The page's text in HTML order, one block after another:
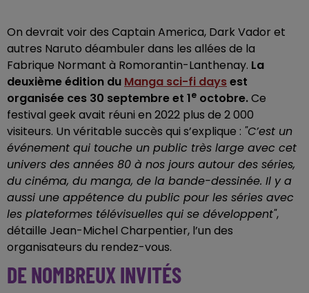
On devrait voir des Captain America, Dark Vador et
autres Naruto déambuler dans les allées de la
Fabrique Normant à Romorantin-Lanthenay. La
deuxième édition du Manga sci-fi daysest
organisée ces 30 septembre et 1e octobre.Ce
festival geek avait réuni en 2022 plus de 2 000
visiteurs. Un véritable succès qui s’explique : "C’est un
événement qui touche un public très large avec cet
univers des années 80 à nos jours autour des séries,
du cinéma, du manga, de la bande-dessinée. Il y a
aussi une appétence du public pour les séries avec
les plateformes télévisuelles qui se développent",
détaille Jean-Michel Charpentier, l’un des
organisateurs du rendez-vous.
DE NOMBREUX INVITÉS